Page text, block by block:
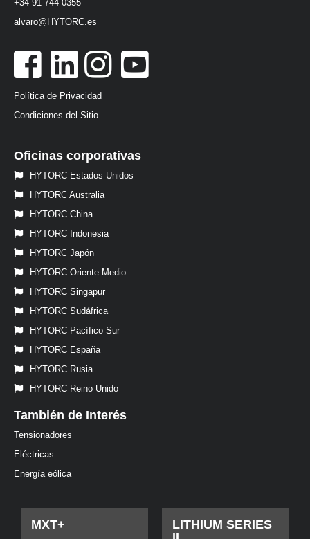
+34 91 744 0355
alvaro@HYTORC.es
Política de Privacidad
Condiciones del Sitio
Oficinas corporativas
HYTORC Estados Unidos
HYTORC Australia
HYTORC China
HYTORC Indonesia
HYTORC Japón
HYTORC Oriente Medio
HYTORC Singapur
HYTORC Sudáfrica
HYTORC Pacífico Sur
HYTORC España
HYTORC Rusia
HYTORC Reino Unido
También de Interés
Tensionadores
Eléctricas
Energía eólica
MXT+
LITHIUM SERIES